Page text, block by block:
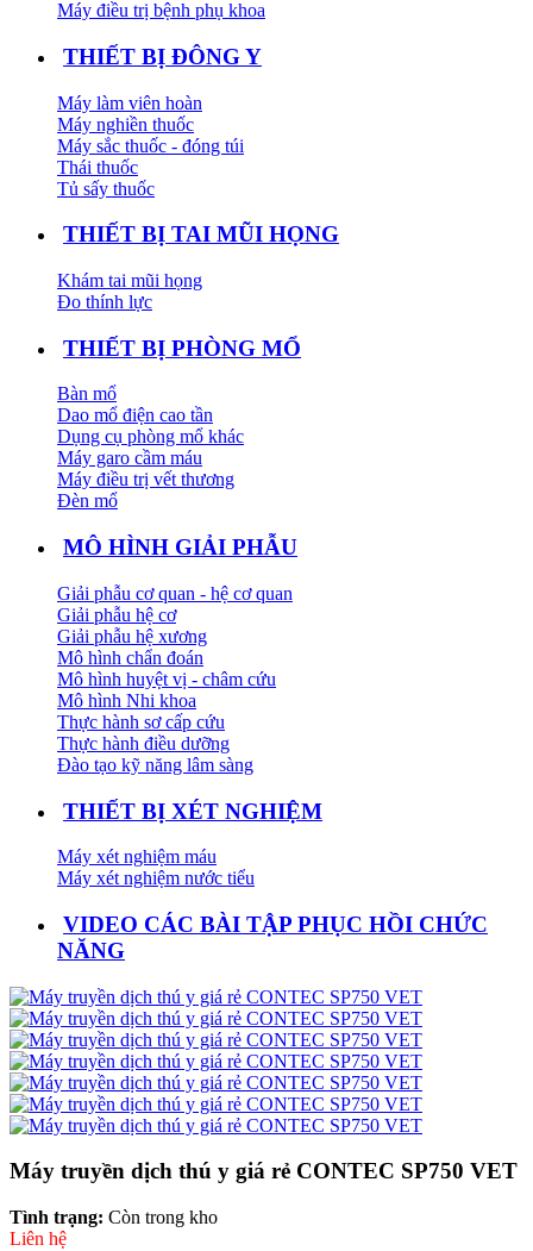
Máy điều trị bệnh phụ khoa
THIẾT BỊ ĐÔNG Y
Máy làm viên hoàn
Máy nghiền thuốc
Máy sắc thuốc - đóng túi
Thái thuốc
Tủ sấy thuốc
THIẾT BỊ TAI MŨI HỌNG
Khám tai mũi họng
Đo thính lực
THIẾT BỊ PHÒNG MỔ
Bàn mổ
Dao mổ điện cao tần
Dụng cụ phòng mổ khác
Máy garo cầm máu
Máy điều trị vết thương
Đèn mổ
MÔ HÌNH GIẢI PHẪU
Giải phẫu cơ quan - hệ cơ quan
Giải phẫu hệ cơ
Giải phẫu hệ xương
Mô hình chẩn đoán
Mô hình huyệt vị - châm cứu
Mô hình Nhi khoa
Thực hành sơ cấp cứu
Thực hành điều dưỡng
Đào tạo kỹ năng lâm sàng
THIẾT BỊ XÉT NGHIỆM
Máy xét nghiệm máu
Máy xét nghiệm nước tiểu
VIDEO CÁC BÀI TẬP PHỤC HỒI CHỨC
NĂNG
Máy truyền dịch thú y giá rẻ CONTEC SP750 VET
Tình trạng: Còn trong kho
Liên hệ